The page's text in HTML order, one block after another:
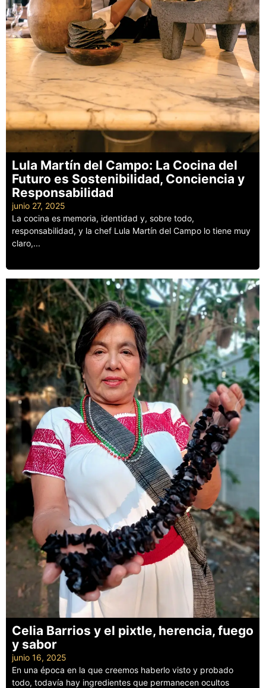
Lula Martín del Campo: La Cocina del
Futuro es Sostenibilidad, Conciencia y
Responsabilidad
junio 27, 2025
La cocina es memoria, identidad y, sobre todo,
responsabilidad, y la chef Lula Martín del Campo lo tiene muy
claro,...
Celia Barrios y el pixtle, herencia, fuego
y sabor
junio 16, 2025
En una época en la que creemos haberlo visto y probado
todo, todavía hay ingredientes que permanecen ocultos